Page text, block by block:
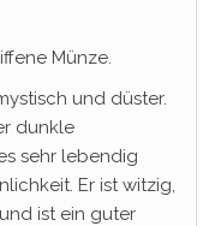
Münze.
und düster.
dunkle
sehr lebendig
Er ist witzig,
ist ein guter